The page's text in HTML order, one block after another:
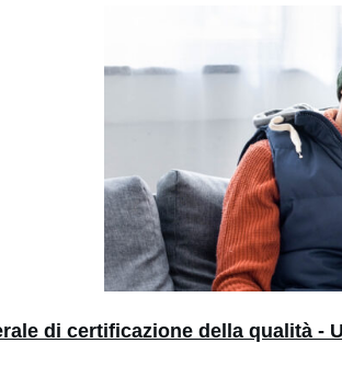
di certificazione della qualità -